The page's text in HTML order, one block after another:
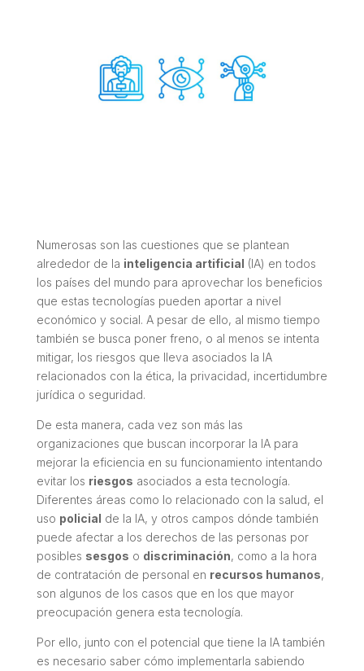
Numerosas son las cuestiones que se plantean
alrededor de la inteligencia artificial (IA) en todos
los países del mundo para aprovechar los beneficios
que estas tecnologías pueden aportar a nivel
económico y social. A pesar de ello, al mismo tiempo
también se busca poner freno, o al menos se intenta
mitigar, los riesgos que lleva asociados la IA
relacionados con la ética, la privacidad, incertidumbre
jurídica o seguridad.
De esta manera, cada vez son más las
organizaciones que buscan incorporar la IA para
mejorar la eficiencia en su funcionamiento intentando
evitar los riesgos asociados a esta tecnología.
Diferentes áreas como lo relacionado con la salud, el
uso policial de la IA, y otros campos dónde también
puede afectar a los derechos de las personas por
posibles sesgos o discriminación, como a la hora
de contratación de personal en recursos humanos,
son algunos de los casos que en los que mayor
preocupación genera esta tecnología.
Por ello, junto con el potencial que tiene la IA también
es necesario saber cómo implementarla sabiendo